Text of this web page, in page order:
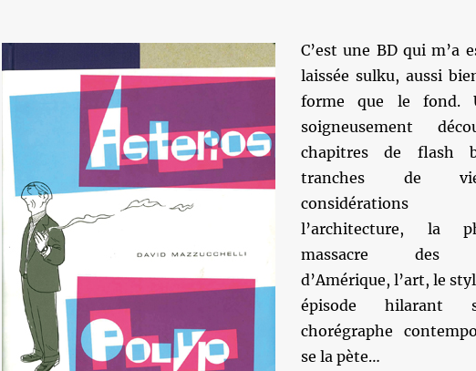
C’est une BD qui m’a
laissée sulku, aussi
forme que le fond.
soigneusement
chapitres de flash
tranches de
l’architecture, la
massacre des
d’Amérique, l’art, le
épisode hilarant
chorégraphe
se la pète…